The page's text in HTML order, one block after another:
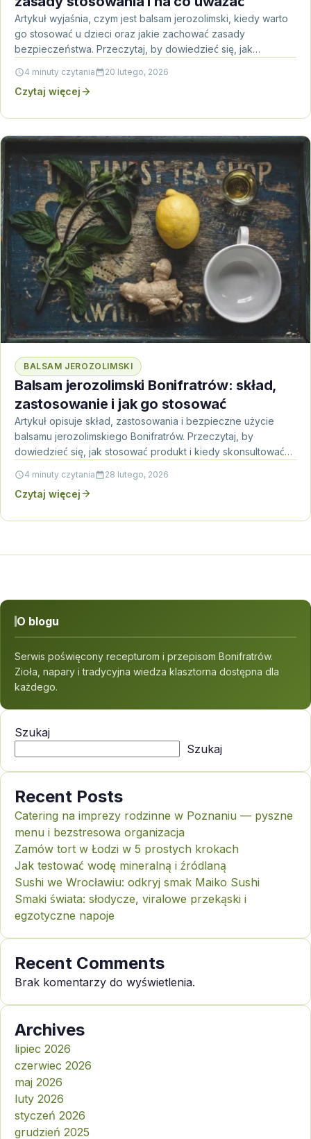
Artykuł wyjaśnia, czym jest balsam jerozolimski, kiedy warto
go stosować u dzieci oraz jakie zachować zasady
bezpieczeństwa. Przeczytaj, by dowiedzieć się, jak
4 minuty czytania 20 lutego, 2026
Czytaj więcej
BALSAM JEROZOLIMSKI
Balsam jerozolimski Bonifratrów: skład,
zastosowanie i jak go stosować
Artykuł opisuje skład, zastosowania i bezpieczne użycie
balsamu jerozolimskiego Bonifratrów. Przeczytaj, by
dowiedzieć się, jak stosować produkt i kiedy skonsultować
4 minuty czytania 28 lutego, 2026
Czytaj więcej
O blogu
Serwis poświęcony recepturom i przepisom Bonifratrów.
Zioła, napary i tradycyjna wiedza klasztorna dostępna dla
każdego.
Szukaj
Szukaj
Recent Posts
Catering na imprezy rodzinne w Poznaniu — pyszne
menu i bezstresowa organizacja
Zamów tort w Łodzi w 5 prostych krokach
Jak testować wodę mineralną i źródlaną
Sushi we Wrocławiu: odkryj smak Maiko Sushi
Smaki świata: słodycze, viralowe przekąski i
egzotyczne napoje
Recent Comments
Brak komentarzy do wyświetlenia.
Archives
lipiec 2026
czerwiec 2026
maj 2026
luty 2026
styczeń 2026
grudzień 2025